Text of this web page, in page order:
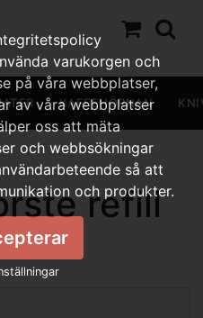
KAFFEHÖRNAN
refill
varukorgen och
på våra webbplatser,
av våra webbplatser
oss att mäta
och webbsökningar
så att
och produkter.